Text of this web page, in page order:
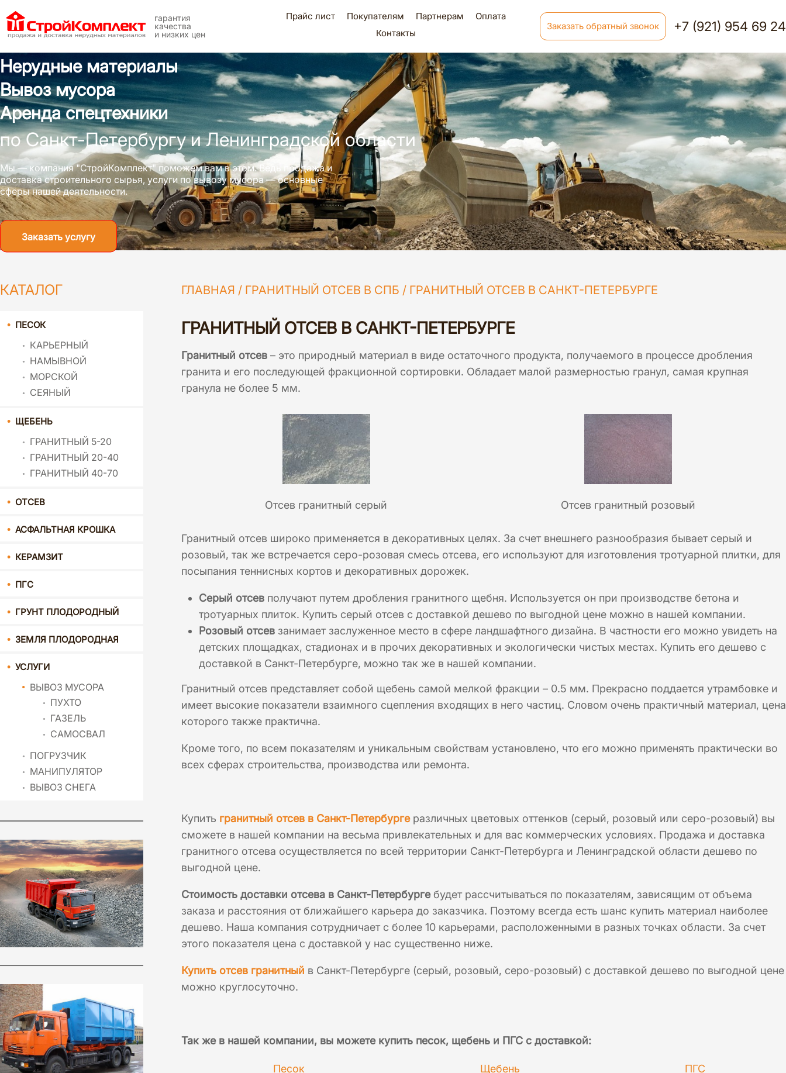
гарантия
качества
и низких цен
Прайс лист Покупателям Партнерам
Оплата
Контакты
Заказать обратный звонок +7 (921) 954 69 24
Нерудные материалы
Вывоз мусора
Аренда спецтехники
по Санкт-Петербургу и Ленинградской области
Мы — компания "СтройКомплект" поможем вам в этом. Ведь продажа и
доставка строительного сырья, услуги по вывозу мусора — основные
сферы нашей деятельности.
Заказать услугу
ГЛАВНАЯ / ГРАНИТНЫЙ ОТСЕВ В СПБ / ГРАНИТНЫЙ ОТСЕВ В САНКТ-ПЕТЕРБУРГЕ
ГРАНИТНЫЙ ОТСЕВ В САНКТ-ПЕТЕРБУРГЕ
Гранитный отсев – это природный материал в виде остаточного продукта, получаемого в процессе дробления
гранита и его последующей фракционной сортировки. Обладает малой размерностью гранул, самая крупная
гранула не более 5 мм.
Отсев гранитный серый Отсев гранитный розовый
Гранитный отсев широко применяется в декоративных целях. За счет внешнего разнообразия бывает серый и
розовый, так же встречается серо-розовая смесь отсева, его используют для изготовления тротуарной плитки, для
посыпания теннисных кортов и декоративных дорожек.
Серый отсев получают путем дробления гранитного щебня. Используется он при производстве бетона и
тротуарных плиток. Купить серый отсев с доставкой дешево по выгодной цене можно в нашей компании.
Розовый отсев занимает заслуженное место в сфере ландшафтного дизайна. В частности его можно увидеть на
детских площадках, стадионах и в прочих декоративных и экологически чистых местах. Купить его дешево с
доставкой в Санкт-Петербурге, можно так же в нашей компании.
Гранитный отсев представляет собой щебень самой мелкой фракции – 0.5 мм. Прекрасно поддается утрамбовке и
имеет высокие показатели взаимного сцепления входящих в него частиц. Словом очень практичный материал, цена
которого также практична.
Кроме того, по всем показателям и уникальным свойствам установлено, что его можно применять практически во
всех сферах строительства, производства или ремонта.
Купить гранитный отсев в Санкт-Петербургеразличных цветовых оттенков (серый, розовый или серо-розовый) вы
сможете в нашей компании на весьма привлекательных и для вас коммерческих условиях. Продажа и доставка
гранитного отсева осуществляется по всей территории Санкт-Петербурга и Ленинградской области дешево по
выгодной цене.
Стоимость доставки отсева в Санкт-Петербургебудет рассчитываться по показателям, зависящим от объема
заказа и расстояния от ближайшего карьера до заказчика. Поэтому всегда есть шанс купить материал наиболее
дешево. Наша компания сотрудничает с более 10 карьерами, расположенными в разных точках области. За счет
этого показателя цена с доставкой у нас существенно ниже.
Купить отсев гранитный в Санкт-Петербурге (серый, розовый, серо-розовый) с доставкой дешево по выгодной цене
можно круглосуточно.
Так же в нашей компании, вы можете купить песок, щебень и ПГС с доставкой:
Песок Щебень ПГС
КАТАЛОГ
ПЕСОК
КАРЬЕРНЫЙ
НАМЫВНОЙ
МОРСКОЙ
СЕЯНЫЙ
ЩЕБЕНЬ
ГРАНИТНЫЙ 5-20
ГРАНИТНЫЙ 20-40
ГРАНИТНЫЙ 40-70
ОТСЕВ
АСФАЛЬТНАЯ КРОШКА
КЕРАМЗИТ
ПГС
ГРУНТ ПЛОДОРОДНЫЙ
ЗЕМЛЯ ПЛОДОРОДНАЯ
УСЛУГИ
ВЫВОЗ МУСОРА
ПУХТО
ГАЗЕЛЬ
САМОСВАЛ
ПОГРУЗЧИК
МАНИПУЛЯТОР
ВЫВОЗ СНЕГА